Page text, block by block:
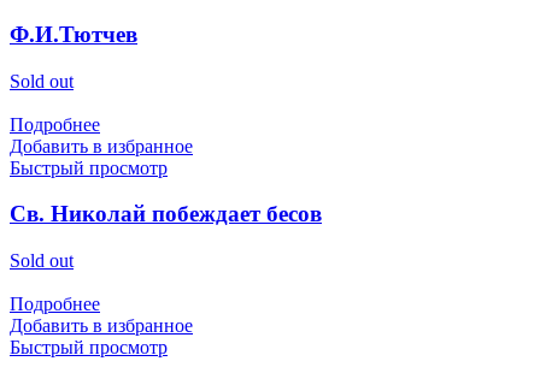
Ф.И.Тютчев
Sold out
Подробнее
Добавить в избранное
Быстрый просмотр
Св. Николай побеждает бесов
Sold out
Подробнее
Добавить в избранное
Быстрый просмотр